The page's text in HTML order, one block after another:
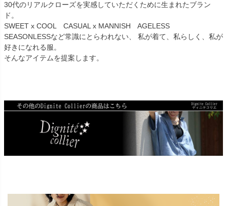
30代のリアルクローズを実感していただくために生まれたブラン
ド。
SWEET x COOL CASUAL x MANNISH AGELESS
SEASONLESSなど常識にとらわれない、 私が着て、私らしく、私が
好きになれる服。
そんなアイテムを提案します。